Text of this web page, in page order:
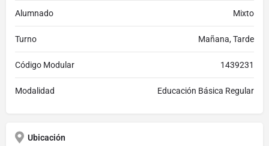
Alumnado Mixto
Turno Mañana, Tarde
Código Modular 1439231
Modalidad Educación Básica Regular
Ubicación